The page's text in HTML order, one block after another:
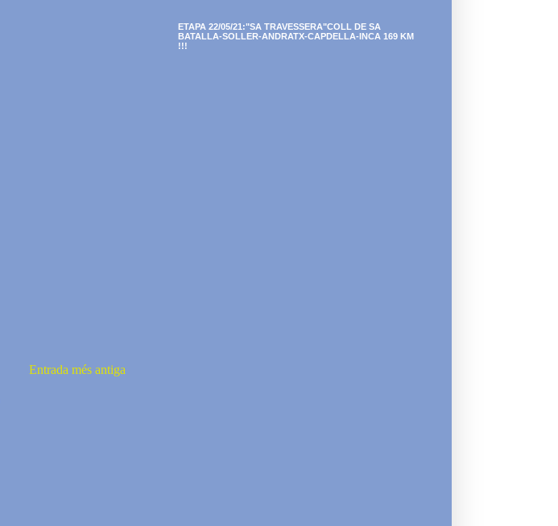
Entrada més antiga
ETAPA 22/05/21:"SA TRAVESSERA"COLL DE SA
BATALLA-SOLLER-ANDRATX-CAPDELLA-INCA 169 KM
!!!